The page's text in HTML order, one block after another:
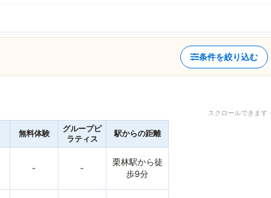
条件を絞り込む
スクロールできま
無料体験
グループピ
ラティス
駅からの距離
- -
栗林駅から徒
歩9分